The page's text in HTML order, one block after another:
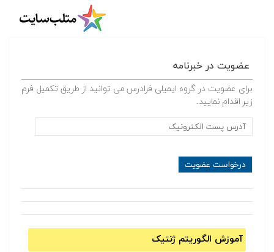
عضویت در خبرنامه
برای عضویت در گروه ایمیلی فرادرس می توانید از طریق تکمیل فرم
زیر اقدام نمایید.
آموزش الگوریتم ژنتیک